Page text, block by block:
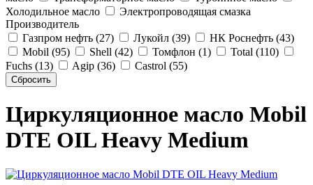
Холодильное масло
Электропроводящая смазка
Производитель
Газпром нефть (27)
Лукойл (39)
НК Роснефть (43)
Mobil (95)
Shell (42) Томфлон (1)
Total (110)
Fuchs (13)
Agip (36) Castrol (55)
Циркуляционное масло Mobil
DTE OIL Heavy Medium